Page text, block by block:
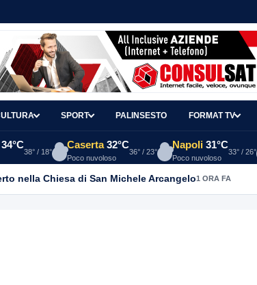
SPORT PALINSESTO FORMAT TV
34°C
38° / 18°
Caserta 32°C
Poco nuvoloso
36° / 23°
Napoli 31°C
Poco nuvoloso
33° / 26°
nella Chiesa di San Michele Arcangelo1 ORA FA